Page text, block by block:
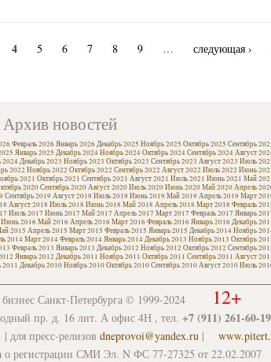
4 5 6 7 8 9 … следующая ›
Архив новостей
Февраль 2026 Январь 2026 Декабрь 2025 Ноябрь 2025 Октябрь 2025 Сентябрь
Январь 2025 Декабрь 2024Ноябрь 2024Октябрь 2024Сентябрь 2024Август
2024Декабрь 2023 Ноябрь 2023 Октябрь 2023 Сентябрь 2023 Август 2023 Июль
2022 Ноябрь 2022 Октябрь 2022 Сентябрь 2022 Август 2022 Июль 2022 Июнь
2021 Октябрь 2021 Сентябрь 2021 Август 2021 Июль 2021 Июнь 2021 Май
2020Сентябрь 2020Август 2020Июль 2020Июнь 2020Май 2020Апрель
Сентябрь 2019 Август 2019 Июль 2019 Июнь 2019 Май 2019 Апрель 2019 Март
Август 2018 Июль 2018 Июнь 2018 Май 2018 Апрель 2018 Март 2018 Февраль
Июль 2017 Июнь 2017 Май 2017 Апрель 2017 Март 2017 Февраль 2017 Январь
Июнь 2016 Май 2016 Апрель 2016 Март 2016 Февраль 2016 Январь 2016 Декабрь
2015 Апрель 2015 Март 2015 Февраль 2015 Январь 2015 Декабрь 2014Ноябрь
2014Март 2014Февраль 2014Январь 2014Декабрь 2013 Ноябрь 2013 Октябрь
Февраль 2013 Январь 2013 Декабрь 2012 Ноябрь 2012 Октябрь 2012 Сентябрь
Январь 2012 Декабрь 2011 Ноябрь 2011 Октябрь 2011 Сентябрь 2011 Август
2011 Декабрь 2010Ноябрь 2010Октябрь 2010Сентябрь 2010Август 2010Июль
Санкт-Петербурга © 1999-2024 12+
пр. д. 16 лит. А офис 4Н , тел. +7 (911) 261-60-19
пресс-релизов dneprovoi@yandex.ru|
о регистрации СМИ Эл. N ФС 77-27325 от 22.02.2007